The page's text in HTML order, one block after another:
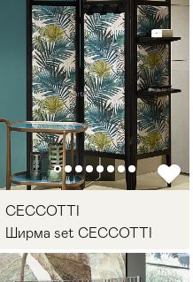
Хранение
Комоды и
Мебель
CECCOTTI
Ширма set CECCOTTI